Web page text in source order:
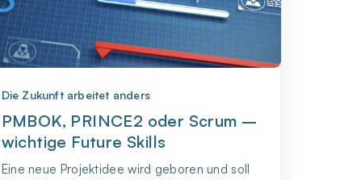
Die Zukunft arbeitet anders
PMBOK, PRINCE2 oder Scrum –
wichtige Future Skills
Eine neue Projektidee wird geboren und soll